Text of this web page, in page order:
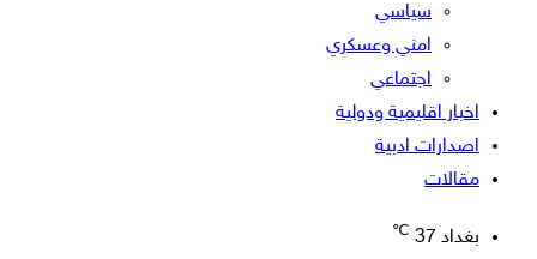
سياسي
امني وعسكري
اجتماعي
اخبار اقليمية ودولية
اصدارات ادبية
مقالات
بغداد 37
℃